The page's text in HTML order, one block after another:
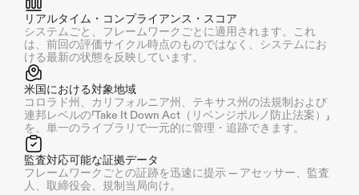
リアルタイム・コンプライアンス・スコア
システムごと、フレームワークごとに適用されます。これ
は、前回の評価サイクル時点のものではなく、システムにお
ける最新の状態を反映しています。
米国における対象地域
コロラド州、カリフォルニア州、テキサス州の法規制および
連邦レベルの「Take It Down Act（リベンジポルノ防止法案）」
を、単一のライブラリで一元的に管理・追跡できます。
監査対応可能な証拠データ
フレームワークごとの証跡を迅速に提示 — アセッサー、監査
人、取締役会、規制当局向け。